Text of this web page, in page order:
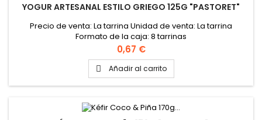
YOGUR ARTESANAL ESTILO GRIEGO 125G "PASTORET"
Precio de venta: La tarrina Unidad de venta: La tarrina
Formato de la caja: 8 tarrinas
Precio
0,67 €
 Añadir al carrito